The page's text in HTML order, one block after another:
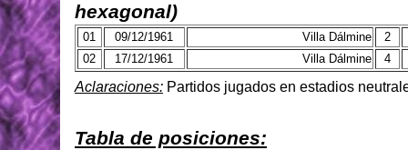
hexagonal)
01 09/12/1961 Villa Dálmine
2
02
17/12/1961 Villa Dálmine 4
Aclaraciones: Partidos jugados en estadios
Tabla de posiciones: